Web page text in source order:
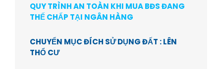
QUY TRÌNH AN TOÀN KHI MUA BĐS ĐANG
THẾ CHẤP TẠI NGÂN HÀNG
CHUYỂN MỤC ĐÍCH SỬ DỤNG ĐẤT : LÊN
THỔ CƯ